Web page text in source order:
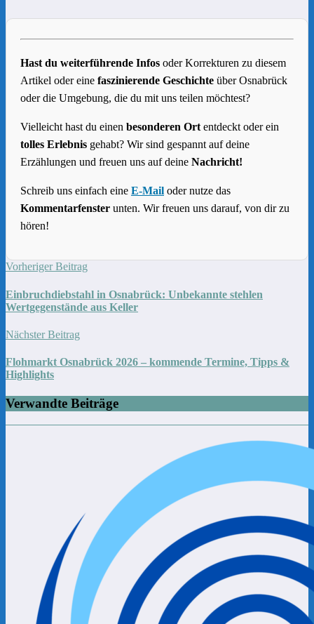
Hast du weiterführende Infos oder Korrekturen zu diesem
Artikel oder eine faszinierende Geschichte über Osnabrück
oder die Umgebung, die du mit uns teilen möchtest?
Vielleicht hast du einen besonderen Ort entdeckt oder ein
tolles Erlebnis gehabt? Wir sind gespannt auf deine
Erzählungen und freuen uns auf deine Nachricht!
Schreib uns einfach eine E-Mail oder nutze das
Kommentarfenster unten. Wir freuen uns darauf, von dir zu
hören!
Vorheriger Beitrag
Einbruchdiebstahl in Osnabrück: Unbekannte stehlen
Wertgegenstände aus Keller
Nächster Beitrag
Flohmarkt Osnabrück 2026 – kommende Termine, Tipps &
Highlights
Verwandte Beiträge